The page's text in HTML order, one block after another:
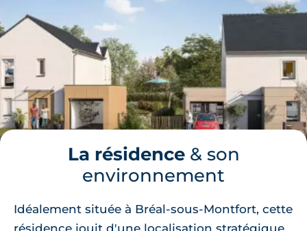
La résidence& son
environnement
Idéalement située à Bréal-sous-Montfort, cette